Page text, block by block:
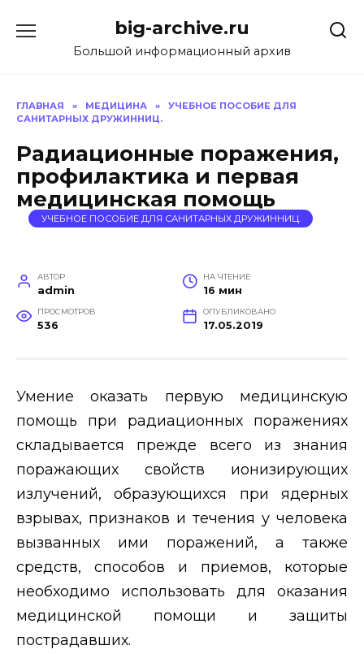
содержанию
big-archive.ru
Большой информационный архив
ГЛАВНАЯ » МЕДИЦИНА »
УЧЕБНОЕ ПОСОБИЕ ДЛЯ
САНИТАРНЫХ ДРУЖИННИЦ.
Радиационные поражения,
профилактика и первая
медицинская помощь
УЧЕБНОЕ ПОСОБИЕ ДЛЯ САНИТАРНЫХ ДРУЖИННИЦ.
АВТОР
admin
НА ЧТЕНИЕ
16 мин
ПРОСМОТРОВ
536
ОПУБЛИКОВАНО
17.05.2019
Умение оказать первую медицинскую
помощь при радиационных поражениях
складывается прежде всего из знания
поражающих свойств ионизирующих
излучений, образующихся при ядерных
взрывах, признаков и течения у человека
вызванных ими поражений, а также
средств, способов и приемов, которые
необходимо использовать для оказания
медицинской помощи и защиты
пострадавших.